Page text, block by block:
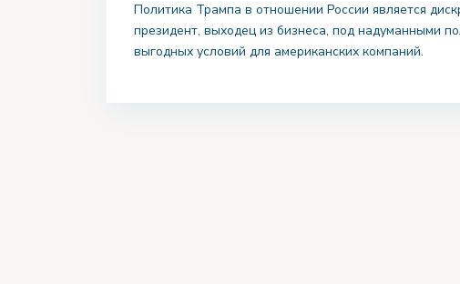
Политика Трампа в отношении России является
президент, выходец из бизнеса, под надуманными
выгодных условий для американских компаний.